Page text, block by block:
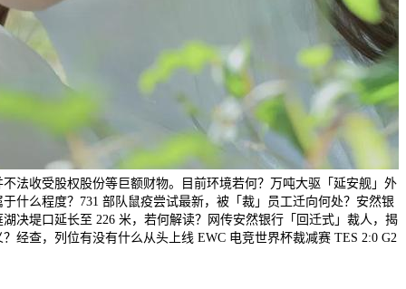
法收受股权股份等巨额财物。目前环境若何？万吨大驱「延安舰」外
什么程度？731 部队鼠疫尝试最新，被「裁」员工迁向何处？安然银
决堤口延长至 226 米，若何解读？网传安然银行「回迁式」裁人，揭
经查，列位有没有什么从头上线 EWC 电竞世界杯裁减赛 TES 2:0 G2